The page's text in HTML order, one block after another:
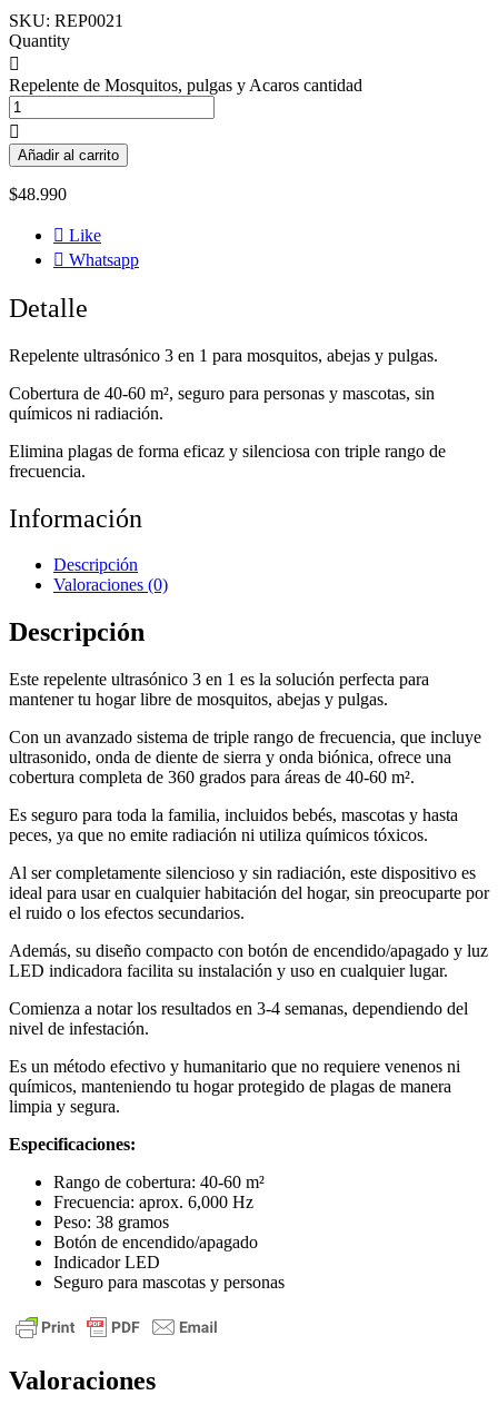
SKU: REP0021
Quantity
Repelente de Mosquitos, pulgas y Acaros cantidad
Añadir al carrito
$48.990
Like
Whatsapp
Detalle
Repelente ultrasónico 3 en 1 para mosquitos, abejas y pulgas.
Cobertura de 40-60 m², seguro para personas y mascotas, sin
químicos ni radiación.
Elimina plagas de forma eficaz y silenciosa con triple rango de
frecuencia.
Información
Descripción
Valoraciones (0)
Descripción
Este repelente ultrasónico 3 en 1 es la solución perfecta para
mantener tu hogar libre de mosquitos, abejas y pulgas.
Con un avanzado sistema de triple rango de frecuencia, que incluye
ultrasonido, onda de diente de sierra y onda biónica, ofrece una
cobertura completa de 360 grados para áreas de 40-60 m².
Es seguro para toda la familia, incluidos bebés, mascotas y hasta
peces, ya que no emite radiación ni utiliza químicos tóxicos.
Al ser completamente silencioso y sin radiación, este dispositivo es
ideal para usar en cualquier habitación del hogar, sin preocuparte por
el ruido o los efectos secundarios.
Además, su diseño compacto con botón de encendido/apagado y luz
LED indicadora facilita su instalación y uso en cualquier lugar.
Comienza a notar los resultados en 3-4 semanas, dependiendo del
nivel de infestación.
Es un método efectivo y humanitario que no requiere venenos ni
químicos, manteniendo tu hogar protegido de plagas de manera
limpia y segura.
Especificaciones:
Rango de cobertura: 40-60 m²
Frecuencia: aprox. 6,000 Hz
Peso: 38 gramos
Botón de encendido/apagado
Indicador LED
Seguro para mascotas y personas
Valoraciones